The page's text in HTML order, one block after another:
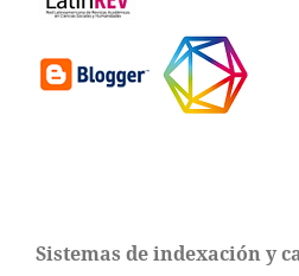
Sistemas de indexación y